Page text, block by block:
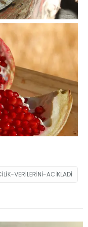
VERILERINI-ACIKLADI